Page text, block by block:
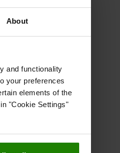
About
and functionality
your preferences
elements of the
"Cookie Settings"